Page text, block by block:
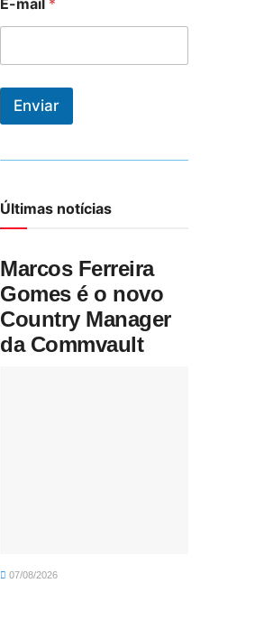
Enviar
Últimas notícias
Marcos Ferreira
Gomes é o novo
Country Manager
da Commvault
07/08/2026